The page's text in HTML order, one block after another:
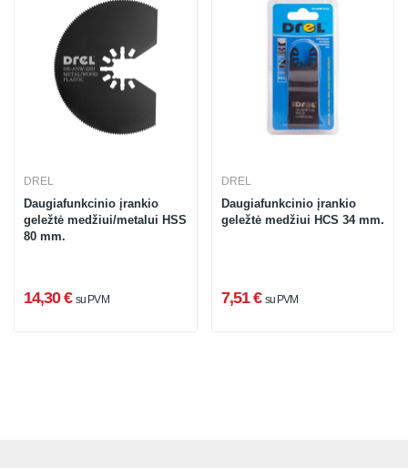
DREL
Daugiafunkcinio įrankio
geležtė medžiui/metalui HSS
80 mm.
14,30 € su PVM
DREL
Daugiafunkcinio įrankio
geležtė medžiui HCS 34 mm.
7,51 € su PVM